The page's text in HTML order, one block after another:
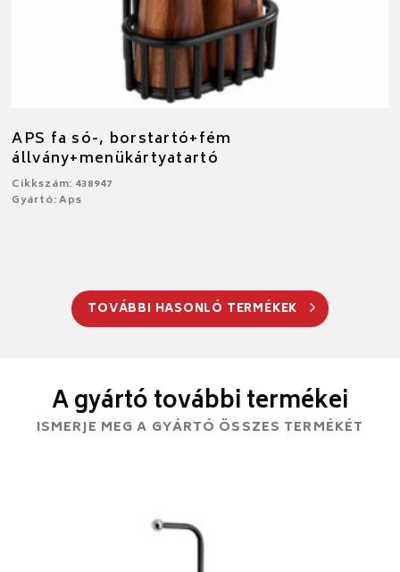
APS fa só-, borstartó+fém
állvány+menükártyatartó
Cikkszám: 438947
Gyártó: Aps
TOVÁBBI HASONLÓ TERMÉKEK
A gyártó további termékei
ISMERJE MEG A GYÁRTÓ ÖSSZES TERMÉKÉT